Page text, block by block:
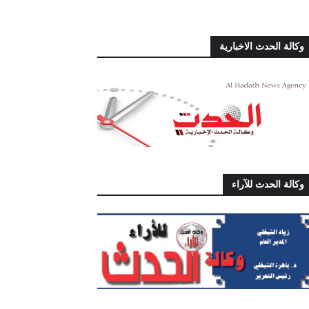
وكالة الحدث الاخبارية
وكالة الحدث للآراء